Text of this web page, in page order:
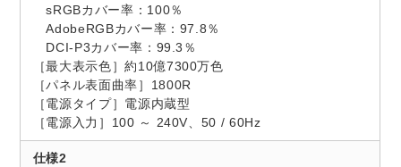
sRGBカバー率：100％
AdobeRGBカバー率：97.8％
DCI-P3カバー率：99.3％
［最大表示色］約10億7300万色
［パネル表面曲率］1800R
［電源タイプ］電源内蔵型
［電源入力］100 ～ 240V、50 / 60Hz
仕様2